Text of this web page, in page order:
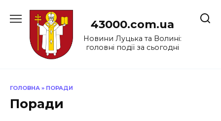
до
43000.com.ua
Новини Луцька та Волині:
головні події за сьогодні
ГОЛОВНА » ПОРАДИ
Поради